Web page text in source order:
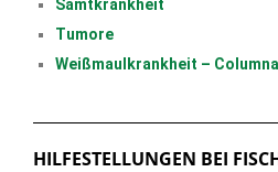
Samtkrankheit
Tumore
Weißmaulkrankheit –
HILFESTELLUNGEN BEI